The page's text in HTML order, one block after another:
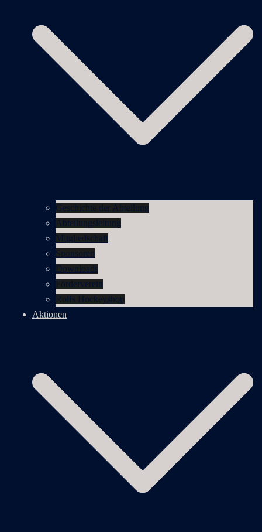
Geschichte der Abteilung
Abteilungsleitung
Mitgliedschaft
Sponsoren
Downloads
Förderverein
Rolfs Hockeyshop
Aktionen